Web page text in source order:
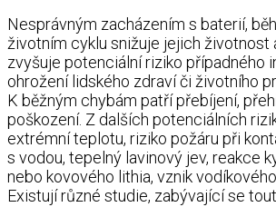
Nesprávným zacházením s baterií,
životním cyklu snižuje jejich životnost
zvyšuje potenciální riziko případného
ohrožení lidského zdraví či životního
K běžným chybám patří přebíjení,
poškození. Z dalších potenciálních
extrémní teplotu, riziko požáru při
s vodou, tepelný lavinový jev, reakce
nebo kovového lithia, vznik
Existují různé studie, zabývající se